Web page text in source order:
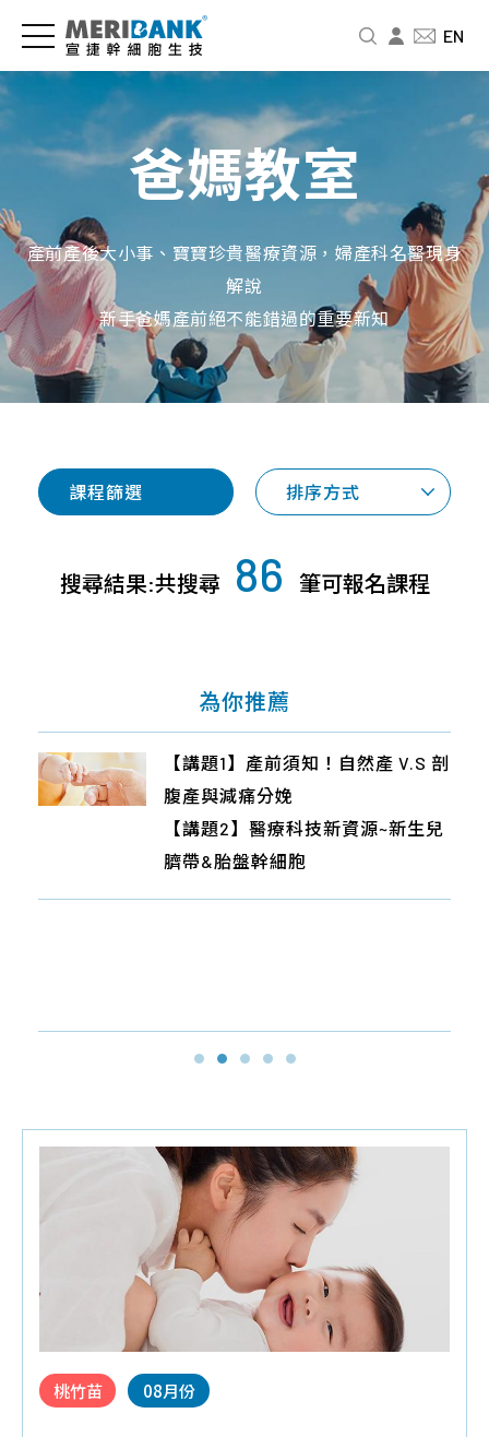
爸媽教室
產前產後大小事、寶寶珍貴醫療資源，婦產科名醫現身
解說
新手爸媽產前絕不能錯過的重要新知
課程篩選 排序方式
搜尋結果:共搜尋 86 筆可報名課程
桃竹苗 08月份
為你推薦
【講題1】產前須知！自然產 V.S 剖
腹產與減痛分娩
【講題2】醫療科技新資源~新生兒
臍帶&胎盤幹細胞
【講題1】如何優雅生產不驚慌~認
識產程與減痛分娩迷失破解
【講題2】您知道生產可領政府補
助30萬嗎?生育給付與育兒津貼全
【講題1】禾馨生產須知有哪些？由
產房護士告訴您～讓您安心又美麗
的生出可愛寶寶
【講題2】貼心小加碼：你知道生
【講題1】產前須知！自然產 V.S 剖
腹產與減痛分娩
【講題2】醫療科技新資源~新生兒
臍帶&胎盤幹細胞
【講題1】孕期營養大小事,由謝元
杰院長告訴您～
【講題2】貼心小加碼：別讓權利
睡著~政府各項生產輔助與申請教
儲
存
胞
與
商
細
胞
要
怎
案
產
探
索
細
胞/
免
疫
細
胞
臍
識
宣
捷
公
介
紹
經
營
者
故
人
才
募
企
責
About
Us
品
質
證
技
術
認
證
年
牌
新
訊
新
中
影
音
專
區
牌
合
合
作
期
活
常
題
育
兒
大
小
事
課
聯
們
爸
媽
教
疫
細
胞
婦
展
基
桃
苗
宜
東
投
資
專
財
務
資
訊
股
東
專
EN